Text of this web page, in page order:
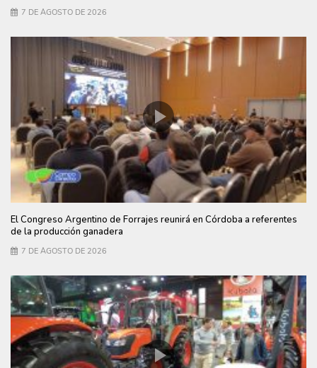
7 DE AGOSTO DE 2026
El Congreso Argentino de Forrajes reunirá en Córdoba a referentes
de la producción ganadera
7 DE AGOSTO DE 2026